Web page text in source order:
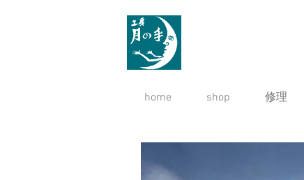
home shop 修理